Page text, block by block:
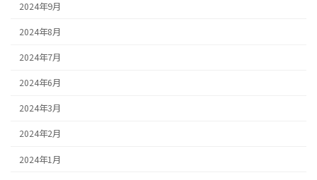
2024年9月
2024年8月
2024年7月
2024年6月
2024年3月
2024年2月
2024年1月